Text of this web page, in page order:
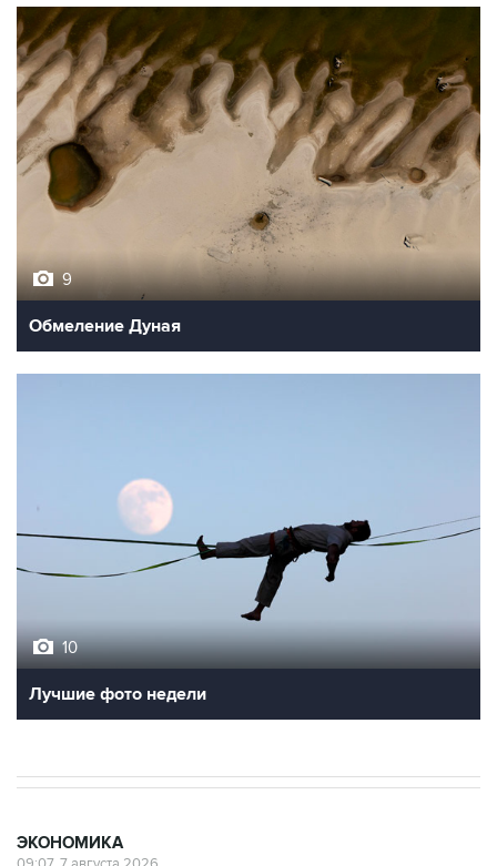
9
Обмеление Дуная
10
Лучшие фото недели
ЭКОНОМИКА